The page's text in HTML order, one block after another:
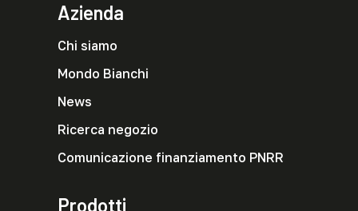
Azienda
Chi siamo
Mondo Bianchi
News
Ricerca negozio
Comunicazione finanziamento PNRR
Prodotti